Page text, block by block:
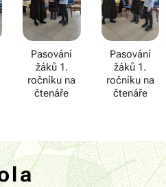
Pasování
žáků 1.
ročníku na
čtenáře
Pasování
žáků 1.
ročníku na
čtenáře